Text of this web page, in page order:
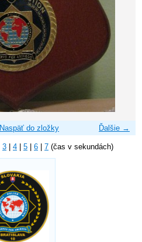
Ďalšie →
Naspäť do zložky
3 4 5 6 7 (čas v sekundách)